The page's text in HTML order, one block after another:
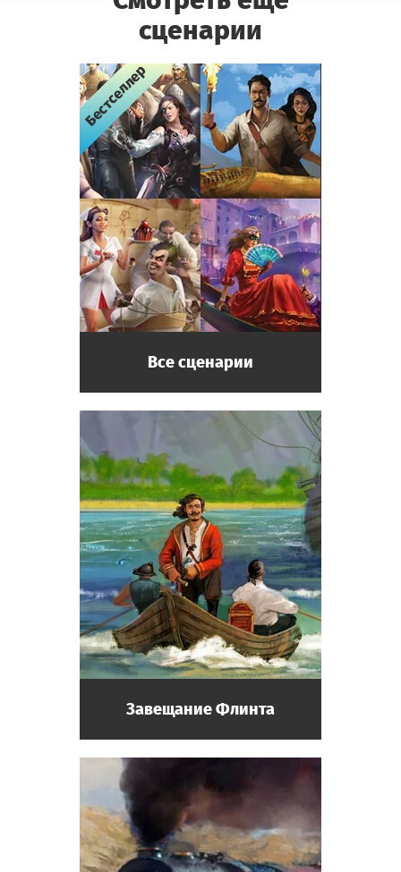
сценарии
Все сценарии
Бестселлер
Завещание Флинта
Бестселлер
Бестселлер
Бестселлер